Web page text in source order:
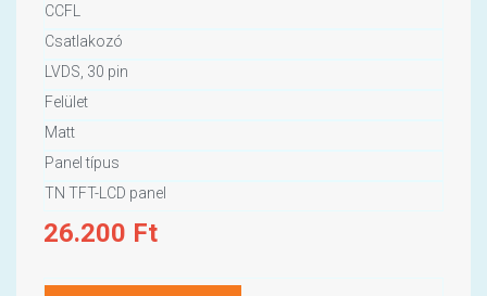
CCFL
Csatlakozó
LVDS, 30 pin
Felület
Matt
Panel típus
TN TFT-LCD panel
26.200 Ft